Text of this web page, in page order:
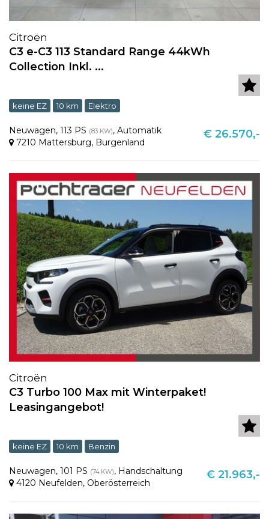
Citroën
C3 e-C3 113 Standard Range 44kWh
Collection Inkl. ...
keine EZ 10 km Elektro
Neuwagen, 113 PS (83 KW), Automatik
7210 Mattersburg, Burgenland
€ 26.570,-
Citroën
C3 Turbo 100 Max mit Winterpaket!
Leasingangebot!
keine EZ 10 km Benzin
Neuwagen, 101 PS (74 KW), Handschaltung
4120 Neufelden, Oberösterreich
€ 21.963,-